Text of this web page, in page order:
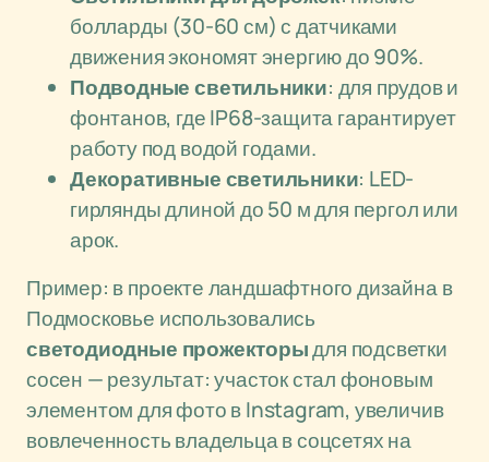
болларды (30-60 см) с датчиками
движения экономят энергию до 90%.
Подводные светильники: для прудов и
фонтанов, где IP68-защита гарантирует
работу под водой годами.
Декоративные светильники: LED-
гирлянды длиной до 50 м для пергол или
арок.
Пример: в проекте ландшафтного дизайна в
Подмосковье использовались
светодиодные прожекторыдля подсветки
сосен — результат: участок стал фоновым
элементом для фото в Instagram, увеличив
вовлеченность владельца в соцсетях на